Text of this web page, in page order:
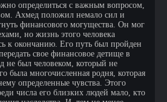
определиться с важным вопросом,
Ахмед положил немало сил и
финансового могущества. Он мог
но жизнь этого человека
к окончанию. Его путь был пройден
свое финансовое детище в
не был человеком, который не
была многочисленная родня, которая
определенные чувства. Этого
числа его близких людей мало, кто